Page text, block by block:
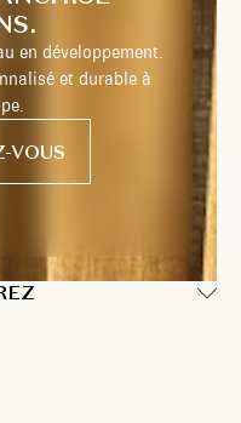
en développement.
et durable à
VOUS